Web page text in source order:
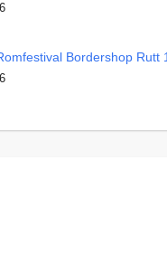
Bordershop Rutt 1